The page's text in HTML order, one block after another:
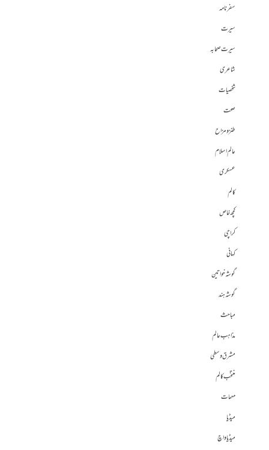
سفرنامہ
سیرت
سیرت صحابہ
شاعری
شخصیات
صحت
طنز و مزاح
عالم اسلام
عسکری
کالم
کچھ خاص
کراچی
کہانی
گوشہ خواتین
گوشہ ہند
مباحث
مذاہب عالم
مشرق وسطی
منتخب کالم
مہمات
میڈیا
میڈیا واچ